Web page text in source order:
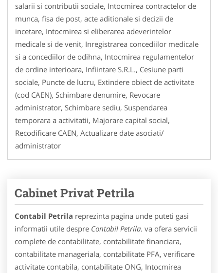
salarii si contributii sociale, Intocmirea contractelor de
munca, fisa de post, acte aditionale si decizii de
incetare, Intocmirea si eliberarea adeverintelor
medicale si de venit, Inregistrarea concediilor medicale
si a concediilor de odihna, Intocmirea regulamentelor
de ordine interioara, Infiintare S.R.L., Cesiune parti
sociale, Puncte de lucru, Extindere obiect de activitate
(cod CAEN), Schimbare denumire, Revocare
administrator, Schimbare sediu, Suspendarea
temporara a activitatii, Majorare capital social,
Recodificare CAEN, Actualizare date asociati/
administrator
Cabinet Privat Petrila
Contabil Petrila reprezinta pagina unde puteti gasi
informatii utile despre Contabil Petrila. va ofera servicii
complete de contabilitate, contabilitate financiara,
contabilitate manageriala, contabilitate PFA, verificare
activitate contabila, contabilitate ONG, Intocmirea